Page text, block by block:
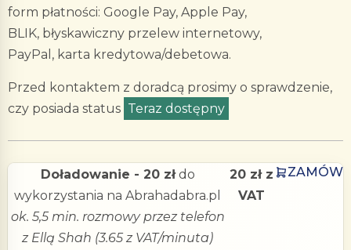
form płatności: Google Pay, Apple Pay,
BLIK, błyskawiczny przelew internetowy,
PayPal, karta kredytowa/debetowa.
Przed kontaktem z doradcą prosimy o sprawdzenie,
czy posiada status Teraz dostępny
Doładowanie - 20 złdo
wykorzystania na Abrahadabra.pl
ok. 5,5 min. rozmowy przez telefon
z Ellą Shah (3.65 z VAT/minuta)
20 zł z
VAT
ZAMÓW